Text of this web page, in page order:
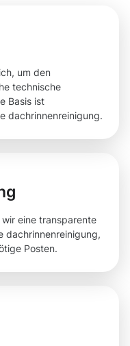
um den
technische
Basis ist
dachrinnenreinigung.
eine transparente
dachrinnenreinigung,
Posten.